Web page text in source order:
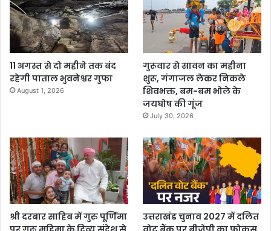
11 अगस्त से दो महीने तक बंद
रहेगी पाताल भुवनेश्वर गुफा
August 1, 2026
गुरूवार से सावन का महीना
शुरू, गंगाजल लेकर निकले
शिवभक्त, बम-बम भोले के
जयघोष की गूंज
July 30, 2026
श्री दरबार साहिब में गुरु पूर्णिमा
उत्तराखंड चुनाव 2027 में दलित